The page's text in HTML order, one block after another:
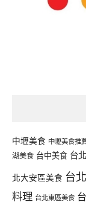
中壢美食 中壢美食推
湖美食 台中美食 台
北大安區美食 台
料理 台北東區美食